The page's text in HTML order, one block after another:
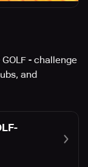
- challenge
and